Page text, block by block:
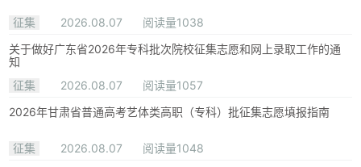
征集 2026.08.07
阅读量1038
关于做好广东省2026年专科批次院校征集志愿和网上录取工作的通
知
征集
2026.08.07
阅读量1057
2026年甘肃省普通高考艺体类高职（专科）批征集志愿填报指南
征集 2026.08.07
阅读量1048